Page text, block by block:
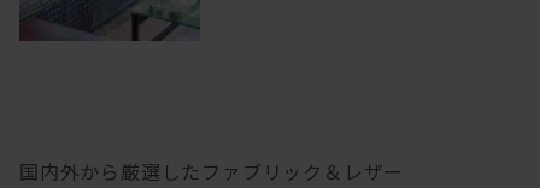
国内外から厳選したファブリック＆レザー